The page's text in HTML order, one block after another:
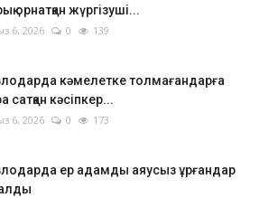
орнатқан жүргізуші...
6, 2026 0 139
кәмелетке толмағандарға
сатқан кәсіпкер...
6, 2026 0 173
ер адамды аяусыз ұрғандар